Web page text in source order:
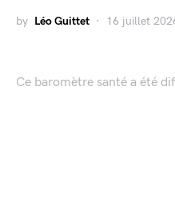
by Léo Guittet 16 juillet
Ce baromètre santé a été